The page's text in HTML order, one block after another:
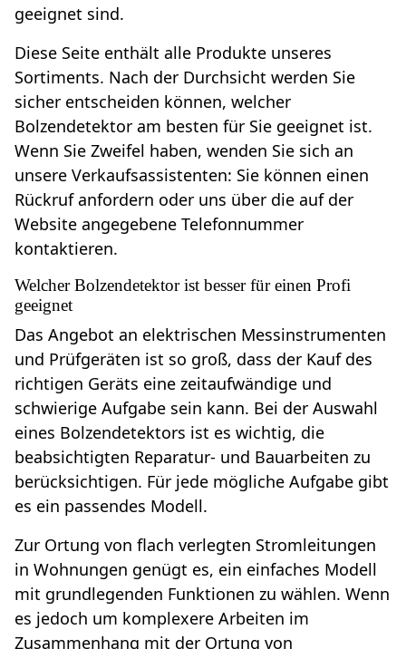
geeignet sind.
Diese Seite enthält alle Produkte unseres
Sortiments. Nach der Durchsicht werden Sie
sicher entscheiden können, welcher
Bolzendetektor am besten für Sie geeignet ist.
Wenn Sie Zweifel haben, wenden Sie sich an
unsere Verkaufsassistenten: Sie können einen
Rückruf anfordern oder uns über die auf der
Website angegebene Telefonnummer
kontaktieren.
Welcher Bolzendetektor ist besser für einen Profi
geeignet
Das Angebot an elektrischen Messinstrumenten
und Prüfgeräten ist so groß, dass der Kauf des
richtigen Geräts eine zeitaufwändige und
schwierige Aufgabe sein kann. Bei der Auswahl
eines Bolzendetektors ist es wichtig, die
beabsichtigten Reparatur- und Bauarbeiten zu
berücksichtigen. Für jede mögliche Aufgabe gibt
es ein passendes Modell.
Zur Ortung von flach verlegten Stromleitungen
in Wohnungen genügt es, ein einfaches Modell
mit grundlegenden Funktionen zu wählen. Wenn
es jedoch um komplexere Arbeiten im
Zusammenhang mit der Ortung von